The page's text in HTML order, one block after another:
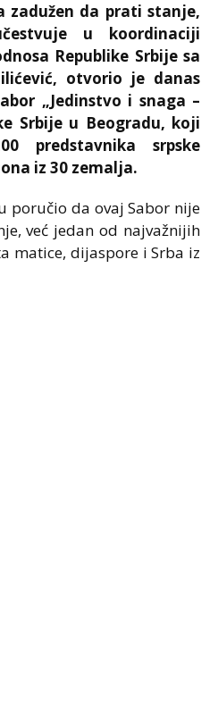
zadužen da prati stanje,
u koordinaciji
Republike Srbije sa
otvorio je danas
„Jedinstvo i snaga –
Srbije u Beogradu, koji
predstavnika srpske
iz 30 zemalja.
poručio da ovaj Sabor nije
već jedan od najvažnijih
matice, dijaspore i Srba iz